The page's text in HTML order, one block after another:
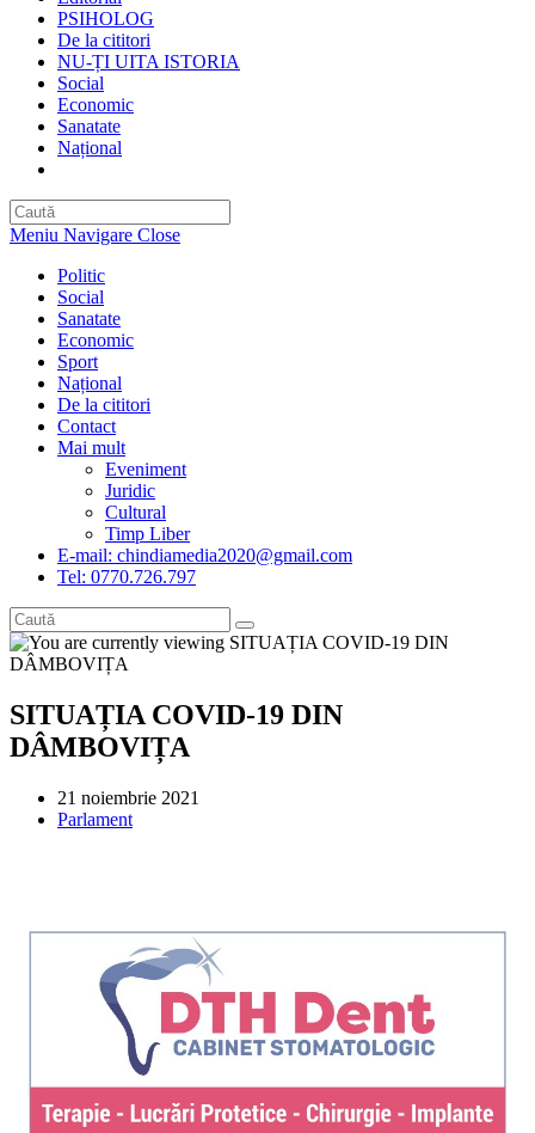
PSIHOLOG
De la cititori
NU-ȚI UITA ISTORIA
Social
Economic
Sanatate
Național
Meniu Navigare Close
Politic
Social
Sanatate
Economic
Sport
Național
De la cititori
Contact
Mai mult
Eveniment
Juridic
Cultural
Timp Liber
E-mail: chindiamedia2020@gmail.com
Tel: 0770.726.797
SITUAȚIA COVID-19 DIN
DÂMBOVIȚA
Post
published:
21 noiembrie 2021
Post
Parlament